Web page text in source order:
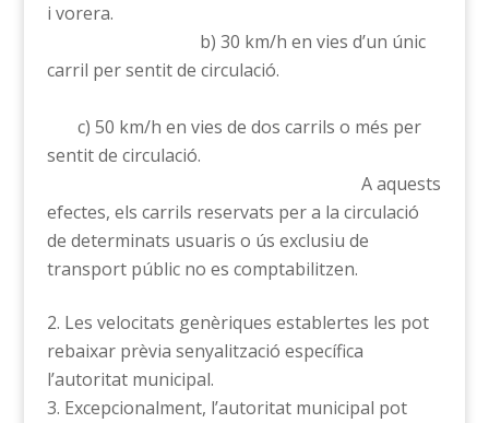
i vorera.
b) 30 km/h en vies d’un únic
carril per sentit de circulació.
c) 50 km/h en vies de dos carrils o més per
sentit de circulació.
A aquests
efectes, els carrils reservats per a la circulació
de determinats usuaris o ús exclusiu de
transport públic no es comptabilitzen.
Les velocitats genèriques establertes les pot
rebaixar prèvia senyalització específica
l’autoritat municipal.
Excepcionalment, l’autoritat municipal pot